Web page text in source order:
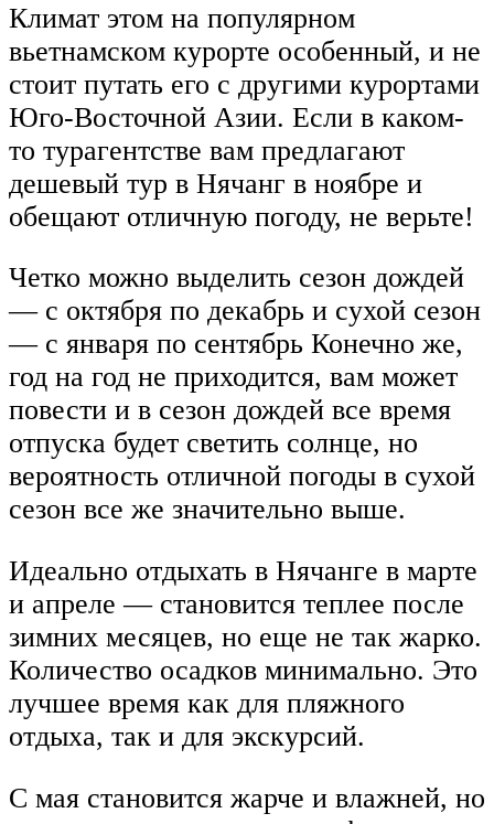
Климат этом на популярном
вьетнамском курорте особенный, и не
стоит путать его с другими курортами
Юго-Восточной Азии. Если в каком-
то турагентстве вам предлагают
дешевый тур в Нячанг в ноябре и
обещают отличную погоду, не верьте!
Четко можно выделить сезон дождей
— с октября по декабрь и сухой сезон
— с января по сентябрь Конечно же,
год на год не приходится, вам может
повести и в сезон дождей все время
отпуска будет светить солнце, но
вероятность отличной погоды в сухой
сезон все же значительно выше.
Идеально отдыхать в Нячанге в марте
и апреле — становится теплее после
зимних месяцев, но еще не так жарко.
Количество осадков минимально. Это
лучшее время как для пляжного
отдыха, так и для экскурсий.
С мая становится жарче и влажней, но